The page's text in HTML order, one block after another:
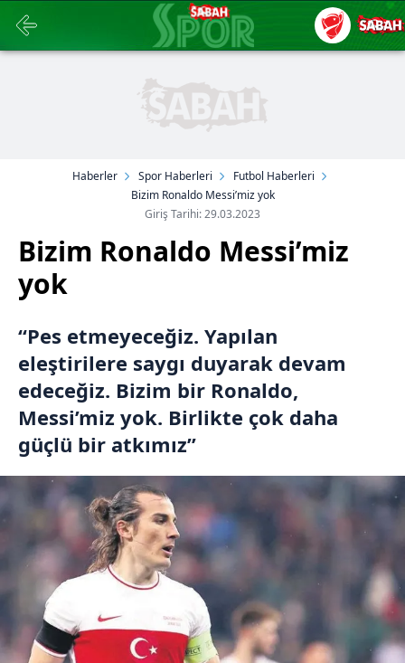
Haberler Spor Haberleri
Futbol Haberleri
Bizim Ronaldo Messi’miz yok
Giriş Tarihi: 29.03.2023
Bizim Ronaldo Messi’miz
yok
“Pes etmeyeceğiz. Yapılan
eleştirilere saygı duyarak devam
edeceğiz. Bizim bir Ronaldo,
Messi’miz yok. Birlikte çok daha
güçlü bir atkımız”